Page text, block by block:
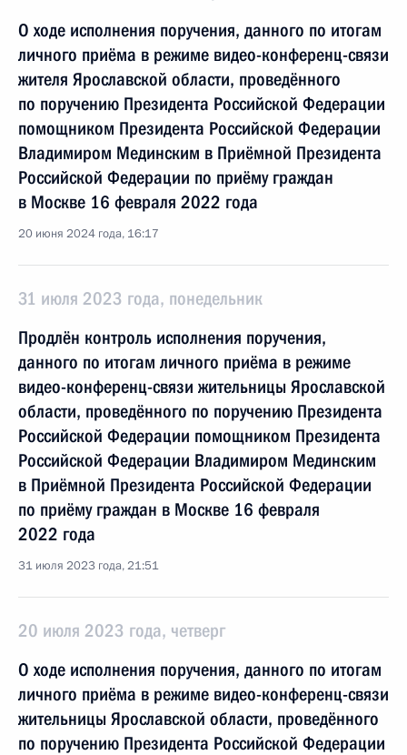
О ходе исполнения поручения, данного по итогам
личного приёма в режиме видео-конференц-связи
жителя Ярославской области, проведённого
по поручению Президента Российской Федерации
помощником Президента Российской Федерации
Владимиром Мединским в Приёмной Президента
Российской Федерации по приёму граждан
в Москве 16 февраля 2022 года
20 июня 2024 года, 16:17
31 июля 2023 года, понедельник
Продлён контроль исполнения поручения,
данного по итогам личного приёма в режиме
видео-конференц-связи жительницы Ярославской
области, проведённого по поручению Президента
Российской Федерации помощником Президента
Российской Федерации Владимиром Мединским
в Приёмной Президента Российской Федерации
по приёму граждан в Москве 16 февраля
2022 года
31 июля 2023 года, 21:51
20 июля 2023 года, четверг
О ходе исполнения поручения, данного по итогам
личного приёма в режиме видео-конференц-связи
жительницы Ярославской области, проведённого
по поручению Президента Российской Федерации